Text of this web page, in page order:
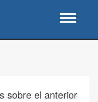
sobre el anterior